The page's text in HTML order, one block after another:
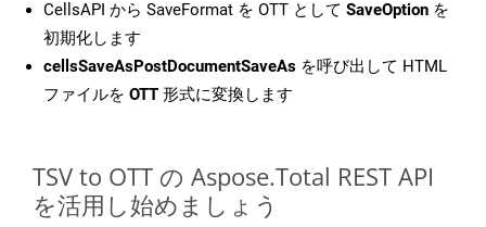
CellsAPI から SaveFormat を OTT として SaveOption を
初期化します
cellsSaveAsPostDocumentSaveAs を呼び出して HTML
ファイルを OTT 形式に変換します
TSV to OTT の Aspose.Total REST API
を活用し始めましょう